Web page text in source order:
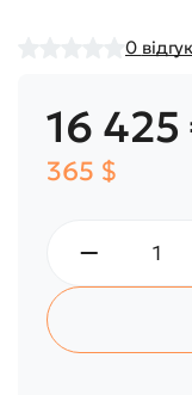
0
16 425
365 $